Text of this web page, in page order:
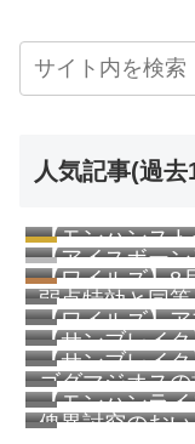
人気記事(過去
【モンハンス
の見た目一覧
【アイスボー
が完全に判明
【ワイルズ】8
配信予定！オ
ど
弱点特効と同
証してみた【
【ワイルズ】
クエスト追加！
【サンブレイ
させてもモン
【サンブレイ
神護石は約
気】【円環】
ゴグマジオス
ったらしい【
【モンハンラ
化咆哮の技』
傀異討究のお